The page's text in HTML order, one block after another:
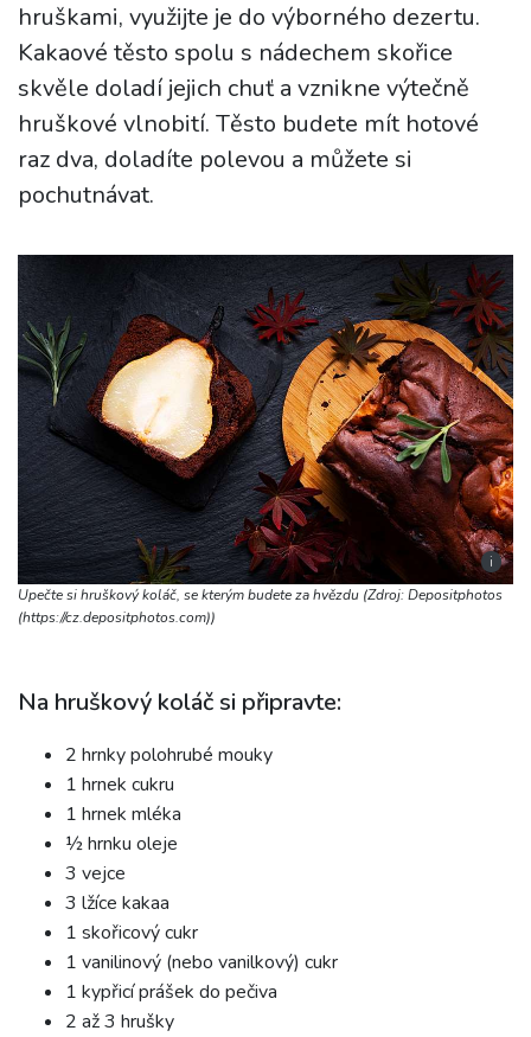
hruškami, využijte je do výborného dezertu.
Kakaové těsto spolu s nádechem skořice
skvěle doladí jejich chuť a vznikne výtečně
hruškové vlnobití. Těsto budete mít hotové
raz dva, doladíte polevou a můžete si
pochutnávat.
i
Upečte si hruškový koláč, se kterým budete za hvězdu (Zdroj: Depositphotos
(https://cz.depositphotos.com))
Na hruškový koláč si připravte:
2 hrnky polohrubé mouky
1 hrnek cukru
1 hrnek mléka
½ hrnku oleje
3 vejce
3 lžíce kakaa
1 skořicový cukr
1 vanilinový (nebo vanilkový) cukr
1 kypřicí prášek do pečiva
2 až 3 hrušky